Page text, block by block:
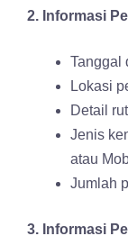
2. Informasi
Tanggal
Lokasi
Detail
Jenis
atau
Jumlah
3. Informasi